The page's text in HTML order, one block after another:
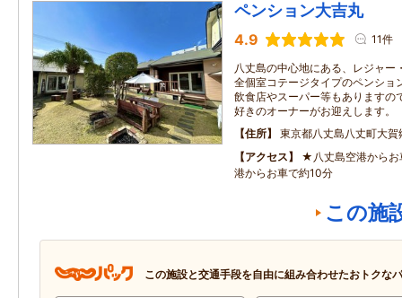
ペンション大吉丸
4.9 11件
八丈島の中心地にある、レジャー
全個室コテージタイプのペンショ
飲食店やスーパー等もありますの
好きのオーナーがお迎えします。
住所
東京都八丈島八丈町大
アクセス
★八丈島空港から
港からお車で約10分
この施
この施設と交通手段を自由に組み合わせたおトクな